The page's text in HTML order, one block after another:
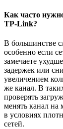
Как часто
TP-Link?
В большинстве
особенно если
замечаете
задержек или
увеличением
же канал. В
проверять
менять канал на
в условиях
сетей.